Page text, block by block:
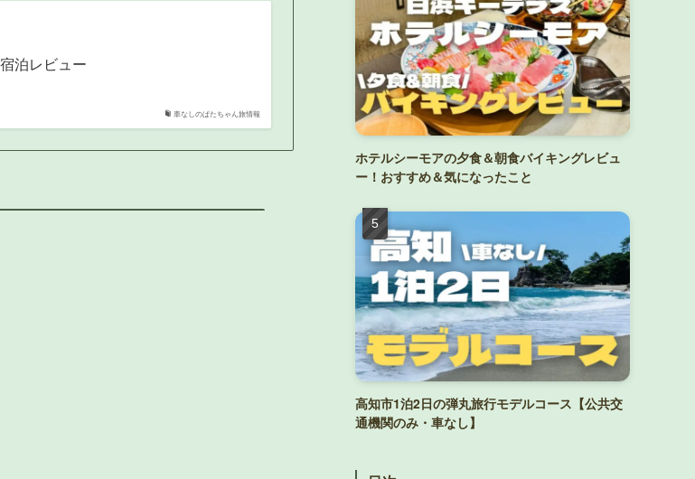
車なしのぱたちゃん旅情報
泊レビュー
ホテルシーモアの夕食＆朝食バイキングレビュ
ー！おすすめ＆気になったこと
高知市1泊2日の弾丸旅行モデルコース【公共交
通機関のみ・車なし】